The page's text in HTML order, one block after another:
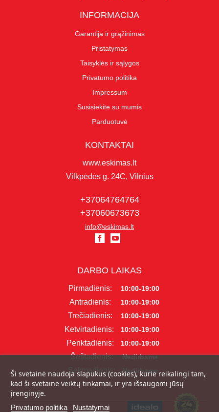
INFORMACIJA
Garantija ir grąžinimas
Pristatymas
Taisyklės ir sąlygos
Privatumo politika
Impressum
Susisiekite su mumis
Parduotuvė
KONTAKTAI
www.eskimas.lt
Vilkpėdės g. 24C, Vilnius
+37064764764
+37060673673
info@eskimas.lt
DARBO LAIKAS
Pirmadienis: 10:00-19:00
Antradienis: 10:00-19:00
Trečiadienis: 10:00-19:00
Ketvirtadienis: 10:00-19:00
Penktadienis: 10:00-19:00
Šeštadienis: Nedirbame
Sekmadienis: Nedirbame
Ši svetainė naudoja slapukus (cookies), kurie reikalingi tam,
kad ši svetainė veiktų tinkamai, ir yra išsaugomi jūsų
įrenginyje.
Privatumo politika Nustatymai